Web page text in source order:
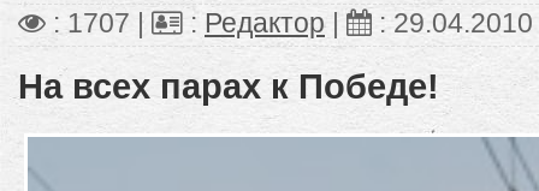
: 1707 | : Редактор| : 29.04.2010
На всех парах к Победе!